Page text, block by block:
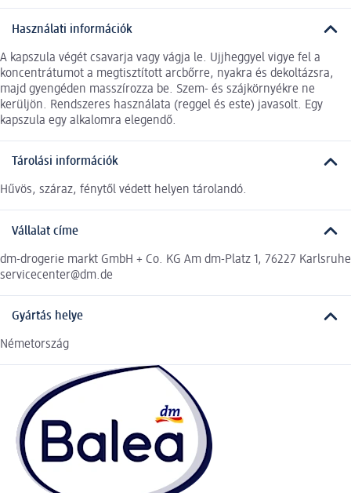
Használati információk
A kapszula végét csavarja vagy vágja le. Ujjheggyel vigye fel a
koncentrátumot a megtisztított arcbőrre, nyakra és dekoltázsra,
majd gyengéden masszírozza be. Szem- és szájkörnyékre ne
kerüljön. Rendszeres használata (reggel és este) javasolt. Egy
kapszula egy alkalomra elegendő.
Tárolási információk
Hűvös, száraz, fénytől védett helyen tárolandó.
Vállalat címe
dm-drogerie markt GmbH + Co. KG Am dm-Platz 1, 76227 Karlsruhe
servicecenter@dm.de
Gyártás helye
Németország